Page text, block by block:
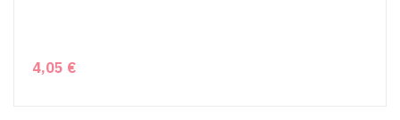
4,05 €